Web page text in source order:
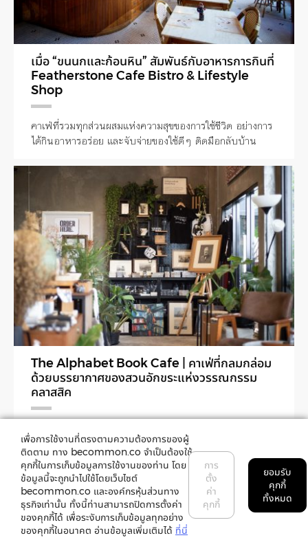
เมื่อ “ขนนกและก้อนหิน” สัมพันธ์กับอาหารการกินที่
Featherstone Cafe Bistro & Lifestyle
Shop
คาเฟ่ที่รวมทุกส่วนผสมแห่งความสุขของการใช้ชีวิต อย่างการ
ได้กินอาหารอร่อย และจับจ่ายของใช้ดีๆ ติดมือกลับบ้าน
The Alphabet Book Cafe | คาเฟ่ที่กลมกล่อม
ด้วยบรรยากาศของสวนอักขระแห่งวรรณกรรม
คลาสสิค
เจ้าของเดียวกับสำนักพิมพ์สมมติ
top
เพื่อการใช้งานที่ตรงตามความต้องการของผู้
ติดตาม ทาง becommon.co จำเป็นต้องใช้
คุกกี้ในการเก็บข้อมูลการใช้งานของท่าน โดย
ข้อมูลนี้จะถูกนำไปใช้โดยเว็บไซต์
becommon.co และองค์กรหุ้นส่วนทาง
ธุรกิจเท่านั้น ทั้งนี้ท่านสามารถปิดการตั้งค่า
ของคุกกี้ได้ เพื่อระงับการเก็บข้อมูลทุกอย่าง
ของคุกกี้ในอนาคต อ่านข้อมูลเพิ่มเติมได้ ที่นี่
การ
ตั้ง
ค่า
คุกกี้
ยอมรับ
คุกกี้
ทั้งหมด